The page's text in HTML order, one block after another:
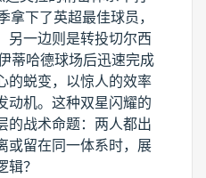
下了英超最佳球员，
另一边则是转投切尔西
蒂哈德球场后迅速完成
的蜕变，以惊人的效率
动机。这种双星闪耀的
的战术命题：两人都出
或留在同一体系时，展
？